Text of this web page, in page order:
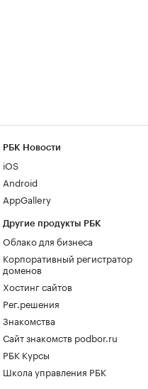
РБК Новости
iOS
Android
AppGallery
Другие продукты РБК
Облако для бизнеса
Корпоративный регистратор
доменов
Хостинг сайтов
Рег.решения
Знакомства
Сайт знакомств podbor.ru
РБК Курсы
Школа управления РБК